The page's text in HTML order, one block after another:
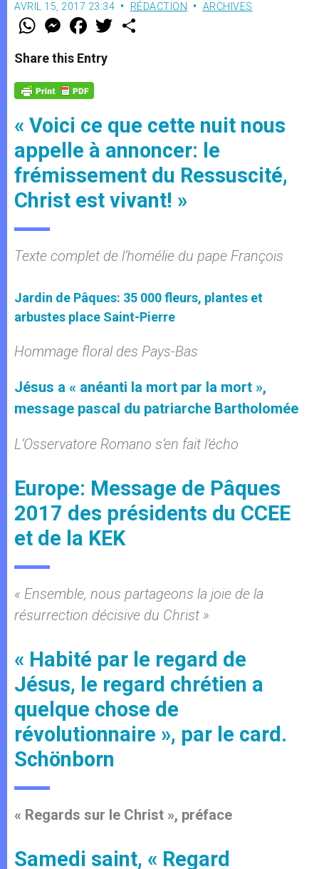
AVRIL 15, 2017 23:34 RÉDACTION ARCHIVES
W
t
s
p
p
M
e
s
e
g
e
F
a
e
b
o
k
w
Share this Entry
« Voici ce que cette nuit nous
appelle à annoncer: le
frémissement du Ressuscité,
Christ est vivant! »
Texte complet de l’homélie du pape François
Jardin de Pâques: 35 000 fleurs, plantes et
arbustes place Saint-Pierre
Hommage floral des Pays-Bas
Jésus a « anéanti la mort par la mort »,
message pascal du patriarche Bartholomée
L’Osservatore Romano s’en fait l’écho
Europe: Message de Pâques
2017 des présidents du CCEE
et de la KEK
« Ensemble, nous partageons la joie de la
résurrection décisive du Christ »
« Habité par le regard de
Jésus, le regard chrétien a
quelque chose de
révolutionnaire », par le card.
Schönborn
« Regards sur le Christ », préface
Samedi saint, « Regard